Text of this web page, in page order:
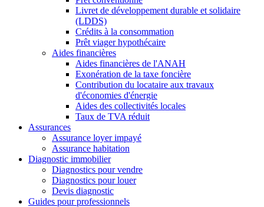
Livret de développement durable et solidaire
(LDDS)
Crédits à la consommation
Prêt viager hypothécaire
Aides financières
Aides financières de l'ANAH
Exonération de la taxe foncière
Contribution du locataire aux travaux
d'économies d'énergie
Aides des collectivités locales
Taux de TVA réduit
Assurances
Assurance loyer impayé
Assurance habitation
Diagnostic immobilier
Diagnostics pour vendre
Diagnostics pour louer
Devis diagnostic
Guides pour professionnels